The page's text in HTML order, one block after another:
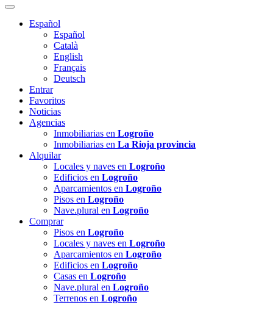
Español
Español
Català
English
Français
Deutsch
Entrar
Favoritos
Noticias
Agencias
Inmobiliarias en Logroño
Inmobiliarias en La Rioja provincia
Alquilar
Locales y naves en Logroño
Edificios en Logroño
Aparcamientos en Logroño
Pisos en Logroño
Nave.plural en Logroño
Comprar
Pisos en Logroño
Locales y naves en Logroño
Aparcamientos en Logroño
Edificios en Logroño
Casas en Logroño
Nave.plural en Logroño
Terrenos en Logroño